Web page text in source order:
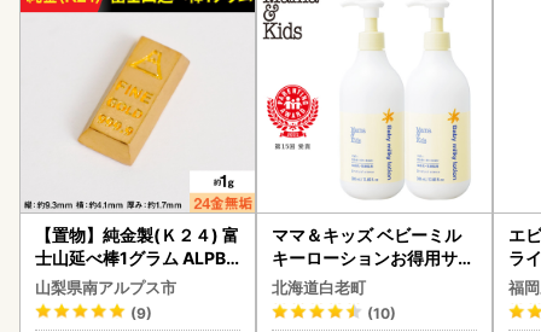
【置物】純金製(Ｋ２４) 富
士山延べ棒1グラム ALPBK
180
山梨県南アルプス市
(9)
ママ＆キッズ ベビーミル
キーローションお得用サイ
ズ 380ml 2本セット CH21
0
北海道白老町
(10)
エ
ライ
福